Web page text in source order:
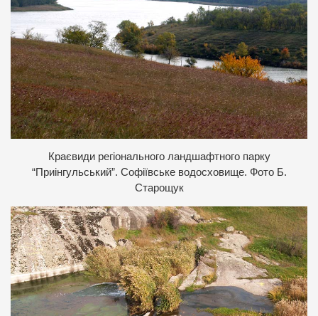
Краєвиди регіонального ландшафтного парку
“Приінгульський”. Софіївське водосховище. Фото Б.
Старощук